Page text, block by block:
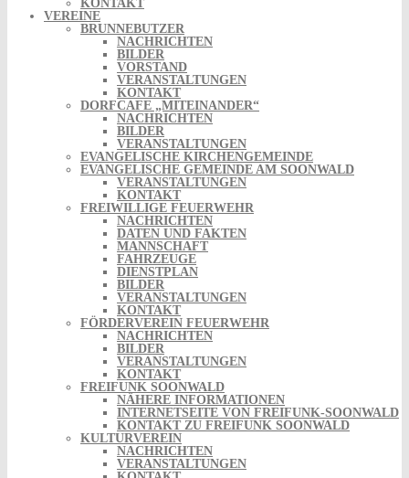
KONTAKT
VEREINE
BRUNNEBUTZER
NACHRICHTEN
BILDER
VORSTAND
VERANSTALTUNGEN
KONTAKT
DORFCAFE „MITEINANDER“
NACHRICHTEN
BILDER
VERANSTALTUNGEN
EVANGELISCHE KIRCHENGEMEINDE
EVANGELISCHE GEMEINDE AM SOONWALD
VERANSTALTUNGEN
KONTAKT
FREIWILLIGE FEUERWEHR
NACHRICHTEN
DATEN UND FAKTEN
MANNSCHAFT
FAHRZEUGE
DIENSTPLAN
BILDER
VERANSTALTUNGEN
KONTAKT
FÖRDERVEREIN FEUERWEHR
NACHRICHTEN
BILDER
VERANSTALTUNGEN
KONTAKT
FREIFUNK SOONWALD
NÄHERE INFORMATIONEN
INTERNETSEITE VON FREIFUNK-SOONWALD
KONTAKT ZU FREIFUNK SOONWALD
KULTURVEREIN
NACHRICHTEN
VERANSTALTUNGEN